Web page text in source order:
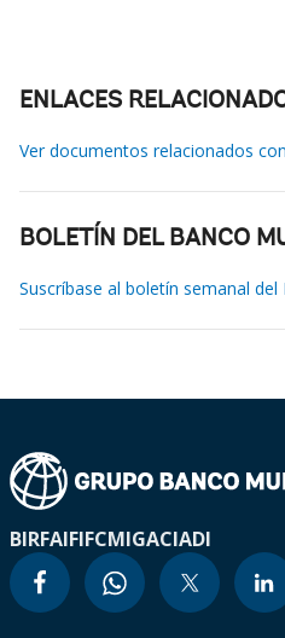
ENLACES
Ver documentos relacionados
BOLETÍN DEL BANCO
Suscríbase al boletín semanal del
BIRFAIFIFCMIGACIADI